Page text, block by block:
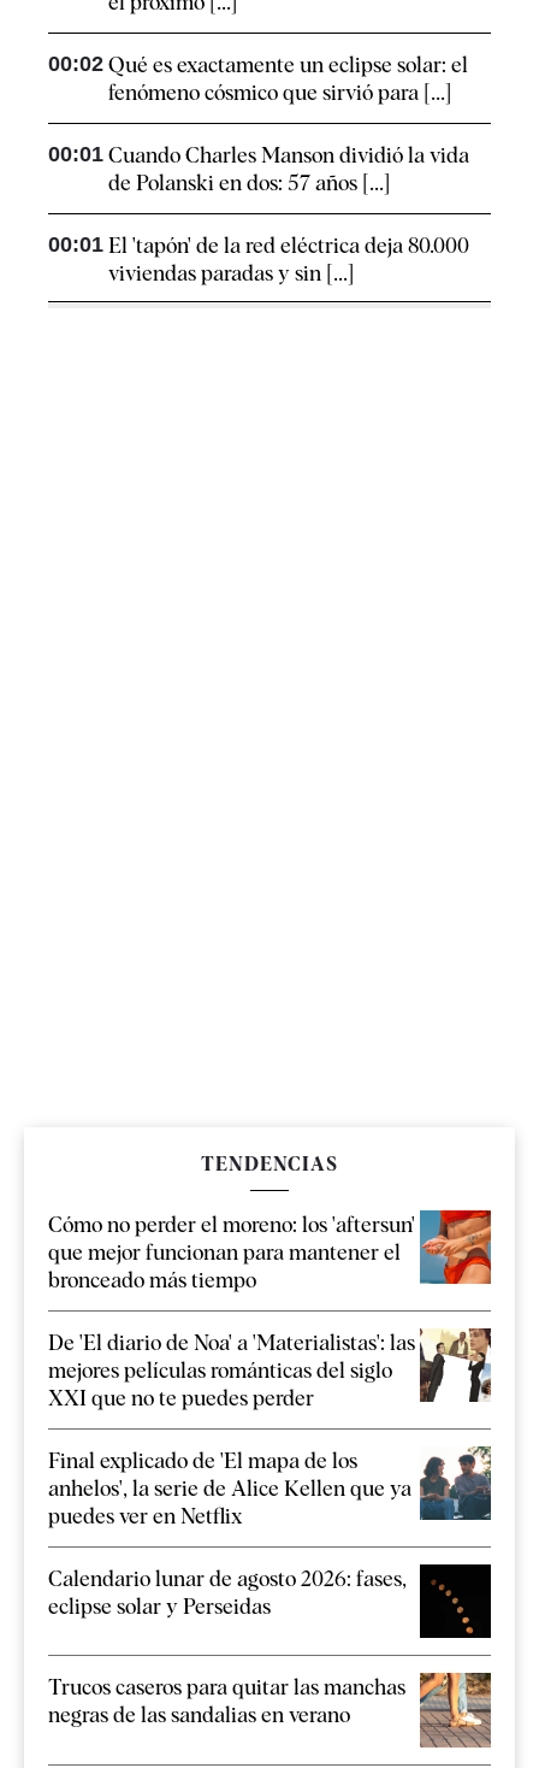
00:02 Qué es exactamente un eclipse solar: el
fenómeno cósmico que sirvió para [...]
00:01 Cuando Charles Manson dividió la vida
de Polanski en dos: 57 años [...]
00:01 El 'tapón' de la red eléctrica deja 80.000
viviendas paradas y sin [...]
TENDENCIAS
Cómo no perder el moreno: los 'aftersun'
que mejor funcionan para mantener el
bronceado más tiempo
De 'El diario de Noa' a 'Materialistas': las
mejores películas románticas del siglo
XXI que no te puedes perder
Final explicado de 'El mapa de los
anhelos', la serie de Alice Kellen que ya
puedes ver en Netflix
Calendario lunar de agosto 2026: fases,
eclipse solar y Perseidas
Trucos caseros para quitar las manchas
negras de las sandalias en verano